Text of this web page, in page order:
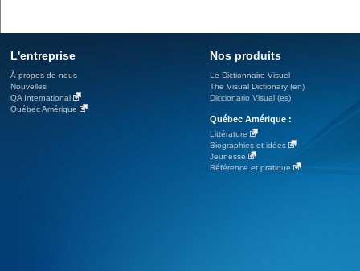
L'entreprise
À propos de nous
Nouvelles
QA International
Québec Amérique
Nos produits
Le Dictionnaire Visuel
The Visual Dictionary (en)
Diccionario Visual (es)
Québec Amérique :
Littérature
Biographies et idées
Jeunesse
Référence et pratique